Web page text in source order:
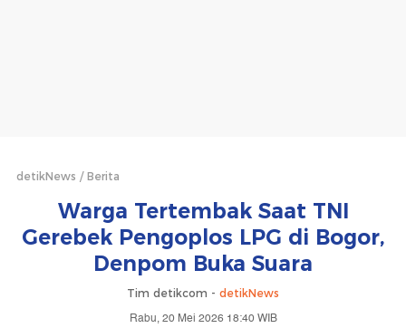
detikNews Berita
Warga Tertembak Saat TNI
Gerebek Pengoplos LPG di Bogor,
Denpom Buka Suara
Tim detikcom - detikNews
Rabu, 20 Mei 2026 18:40 WIB